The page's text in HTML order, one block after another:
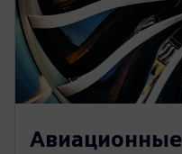
Авиационные